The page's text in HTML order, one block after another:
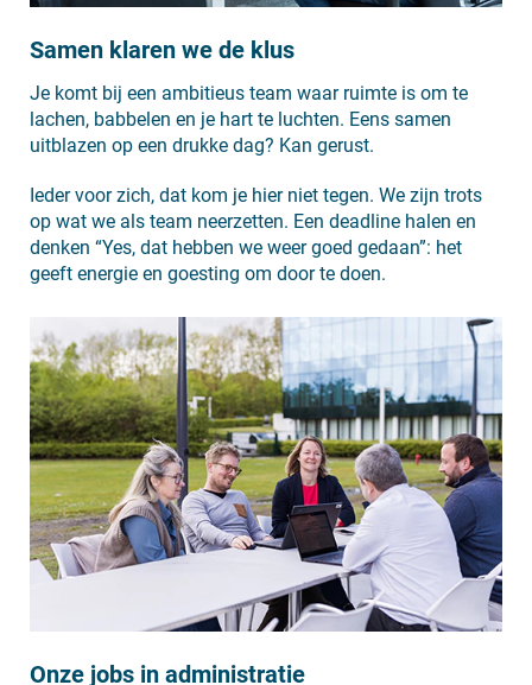
Samen klaren we de klus
Je komt bij een ambitieus team waar ruimte is om te
lachen, babbelen en je hart te luchten. Eens samen
uitblazen op een drukke dag? Kan gerust.
Ieder voor zich, dat kom je hier niet tegen. We zijn trots
op wat we als team neerzetten. Een deadline halen en
denken “Yes, dat hebben we weer goed gedaan”: het
geeft energie en goesting om door te doen.
Onze jobs in administratie